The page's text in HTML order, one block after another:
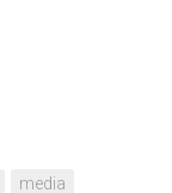
media